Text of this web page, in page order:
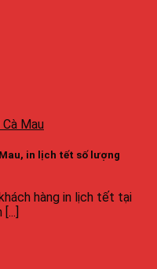
in lịch tết số lượng
hàng in lịch tết tại